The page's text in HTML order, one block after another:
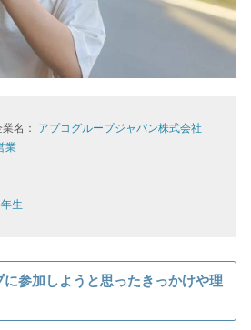
名： アプコグループジャパン株式会社
業
生
参加しようと思ったきっかけや理